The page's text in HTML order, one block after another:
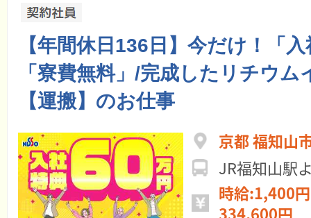
【年間休日136日】今だけ！「
「寮費無料」/完成したリチウム
【運搬】のお仕事
京都 福知山
JR福知山駅
時給:1,400
334,600円